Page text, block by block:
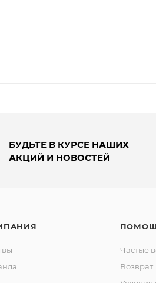
БУДЬТЕ В КУРСЕ НАШИХ
АКЦИЙ И НОВОСТЕЙ
Частые
Возврат